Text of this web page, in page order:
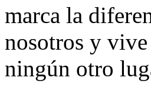
marca la
nosotros y vive
ningún otro